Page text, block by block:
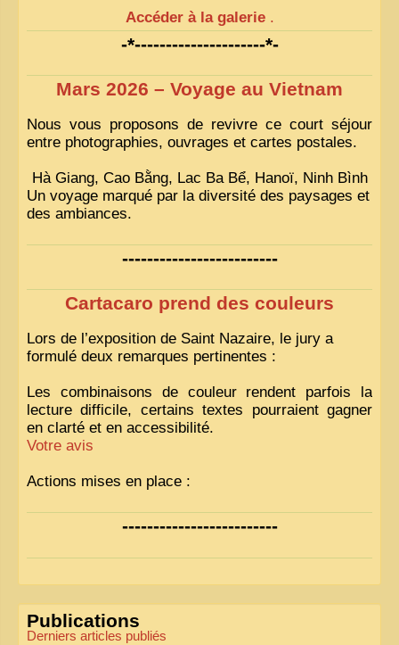
Accéder à la galerie .
-*---------------------*-
Mars 2026 – Voyage au Vietnam
Nous vous proposons de revivre ce court séjour
entre photographies, ouvrages et cartes postales.
Hà Giang, Cao Bằng, Lac Ba Bể, Hanoï, Ninh Bình
Un voyage marqué par la diversité des paysages et
des ambiances.
-------------------------
Cartacaro prend des couleurs
Lors de l’exposition de Saint Nazaire, le jury a
formulé deux remarques pertinentes :
Les combinaisons de couleur rendent parfois la
lecture difficile, certains textes pourraient gagner
en clarté et en accessibilité.
Votre avis
Actions mises en place :
Nous avons déjà ajusté les couleurs pour améliorer
la lisibilité. Votre avis nous intéresse !
« Comme tout bon collectionneur le sait, la
perfection est un idéal… mais nous y travaillons
-------------------------
Publications
Derniers articles publiés